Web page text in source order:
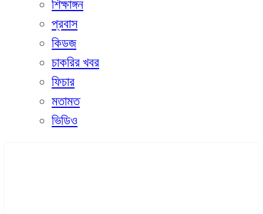
শিক্ষাঙ্গন
প্রবাস
কিডজ
চাকরির খবর
ফিচার
মতামত
ভিডিও